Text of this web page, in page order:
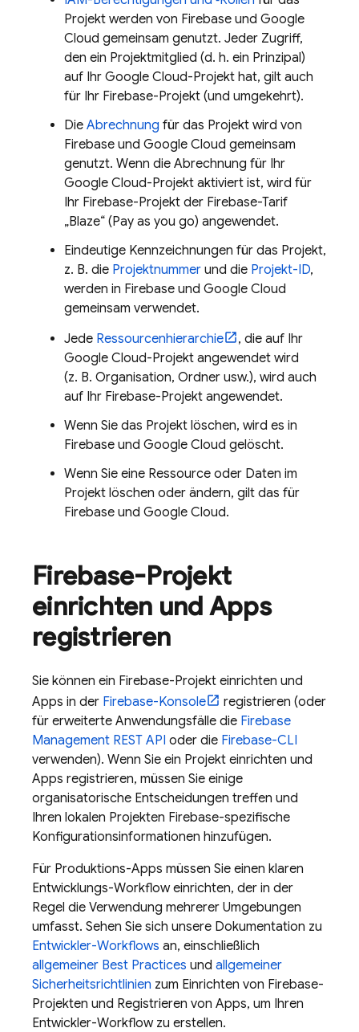
Projekt werden von Firebase und Google
Cloud gemeinsam genutzt. Jeder Zugriff,
den ein Projektmitglied (d. h. ein Prinzipal)
auf Ihr Google Cloud-Projekt hat, gilt auch
für Ihr Firebase-Projekt (und umgekehrt).
Die Abrechnung für das Projekt wird von
Firebase und Google Cloud gemeinsam
genutzt. Wenn die Abrechnung für Ihr
Google Cloud-Projekt aktiviert ist, wird für
Ihr Firebase-Projekt der Firebase-Tarif
„Blaze“ (Pay as you go) angewendet.
Eindeutige Kennzeichnungen für das Projekt,
z. B. die Projektnummer und die Projekt-ID,
werden in Firebase und Google Cloud
gemeinsam verwendet.
Jede Ressourcenhierarchie
, die auf Ihr
Google Cloud-Projekt angewendet wird
(z. B. Organisation, Ordner usw.), wird auch
auf Ihr Firebase-Projekt angewendet.
Wenn Sie das Projekt löschen, wird es in
Firebase und Google Cloud gelöscht.
Wenn Sie eine Ressource oder Daten im
Projekt löschen oder ändern, gilt das für
Firebase und Google Cloud.
Firebase-Projekt
einrichten und Apps
registrieren
Sie können ein Firebase-Projekt einrichten und
Apps in der Firebase-Konsole
registrieren (oder
für erweiterte Anwendungsfälle die Firebase
Management REST API oder die Firebase-CLI
verwenden). Wenn Sie ein Projekt einrichten und
Apps registrieren, müssen Sie einige
organisatorische Entscheidungen treffen und
Ihren lokalen Projekten Firebase-spezifische
Konfigurationsinformationen hinzufügen.
Für Produktions-Apps müssen Sie einen klaren
Entwicklungs-Workflow einrichten, der in der
Regel die Verwendung mehrerer Umgebungen
umfasst. Sehen Sie sich unsere Dokumentation zu
Entwickler-Workflows an, einschließlich
allgemeiner Best Practices und allgemeiner
Sicherheitsrichtlinien zum Einrichten von Firebase-
Projekten und Registrieren von Apps, um Ihren
Entwickler-Workflow zu erstellen.